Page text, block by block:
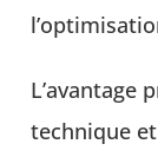
L’avantage
technique